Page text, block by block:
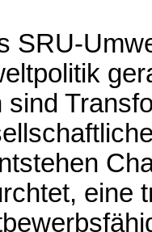
SRU-
eine